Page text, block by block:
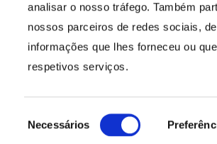
analisar o nosso tráfego. Também
nossos parceiros de redes sociais,
informações que lhes forneceu ou
respetivos serviços.
Necessários
DA LUA. TODOS OS DIREITOS RESERVADOS.